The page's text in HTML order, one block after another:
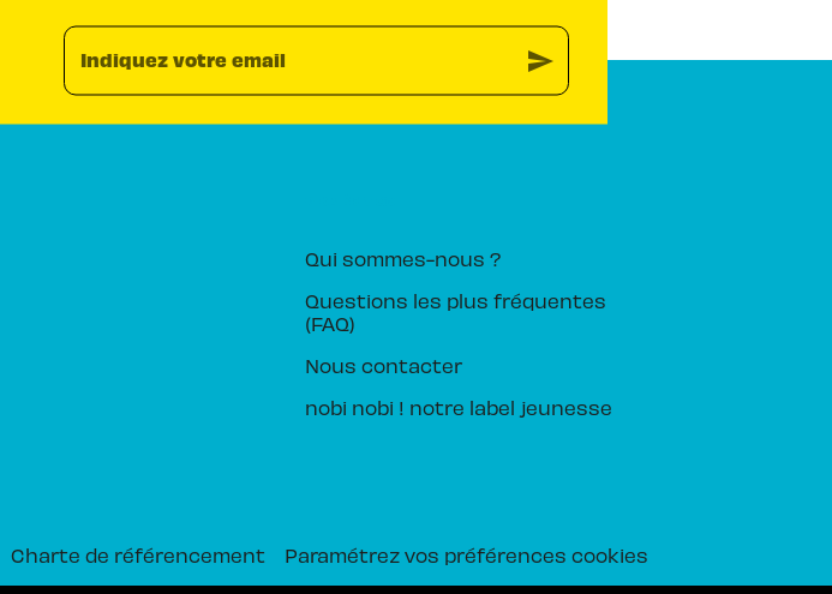
Indiquez votre email send
Qui sommes-nous ?
Questions les plus fréquentes
(FAQ)
Nous contacter
nobi nobi ! notre label jeunesse
Charte de référencement Paramétrez vos préférences cookies